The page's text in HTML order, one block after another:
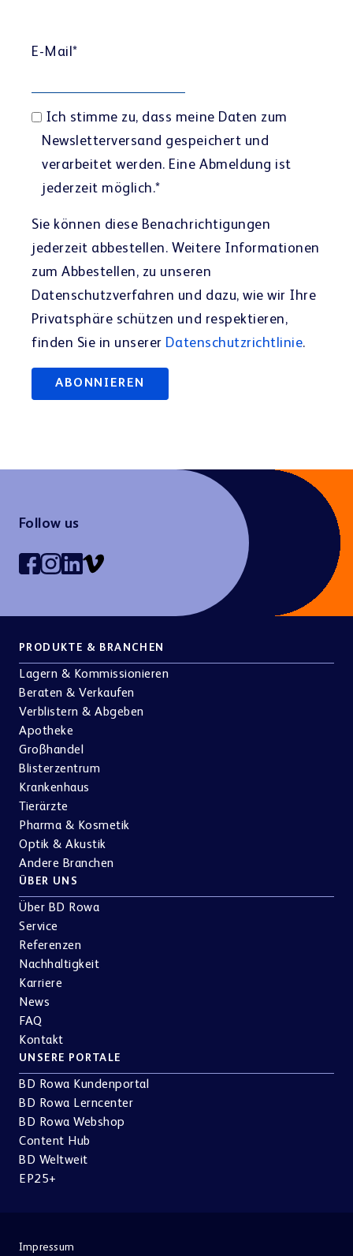
E-Mail*
Ich stimme zu, dass meine Daten zum
Newsletterversand gespeichert und
verarbeitet werden. Eine Abmeldung ist
jederzeit möglich.*
Sie können diese Benachrichtigungen
jederzeit abbestellen. Weitere Informationen
zum Abbestellen, zu unseren
Datenschutzverfahren und dazu, wie wir Ihre
Privatsphäre schützen und respektieren,
finden Sie in unserer Datenschutzrichtlinie.
Follow us
PRODUKTE & BRANCHEN
Lagern & Kommissionieren
Beraten & Verkaufen
Verblistern & Abgeben
Apotheke
Großhandel
Blisterzentrum
Krankenhaus
Tierärzte
Pharma & Kosmetik
Optik & Akustik
Andere Branchen
ÜBER UNS
Über BD Rowa
Service
Referenzen
Nachhaltigkeit
Karriere
News
FAQ
Kontakt
UNSERE PORTALE
BD Rowa Kundenportal
BD Rowa Lerncenter
BD Rowa Webshop
Content Hub
BD Weltweit
EP25+
Impressum